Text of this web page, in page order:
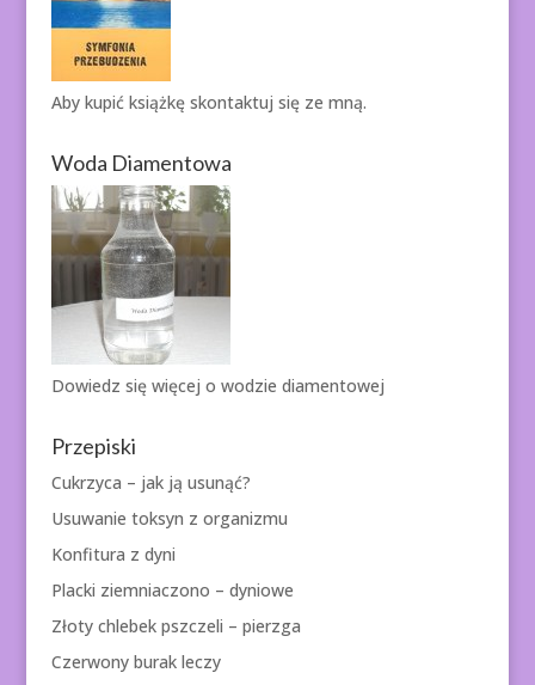
Aby kupić książkę skontaktuj się ze mną.
Woda Diamentowa
Dowiedz się więcej o wodzie diamentowej
Przepiski
Cukrzyca – jak ją usunąć?
Usuwanie toksyn z organizmu
Konfitura z dyni
Placki ziemniaczono – dyniowe
Złoty chlebek pszczeli – pierzga
Czerwony burak leczy